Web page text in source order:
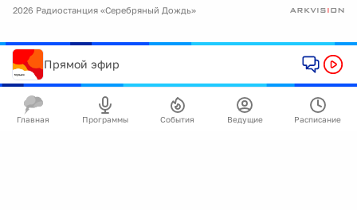
2026 Радиостанция «Серебряный Дождь»
Прямой эфир
Главная Программы События Ведущие Расписание